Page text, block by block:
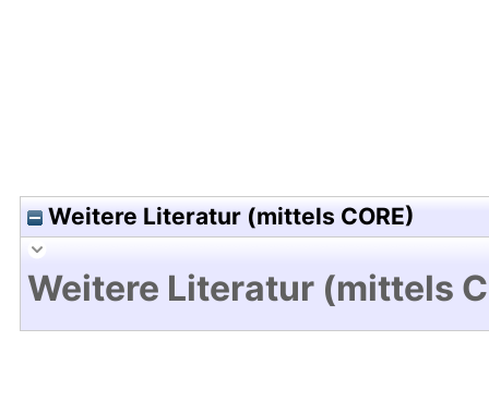
Weitere Literatur (mittels CORE)
Weitere Literatur (mittels